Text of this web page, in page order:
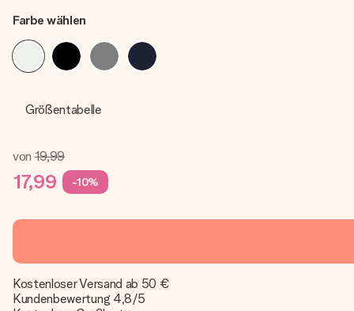
Farbe wählen
Größentabelle
von 19,99
17,99 -10%
Kostenloser Versand ab 50 €
Kundenbewertung 4,8/5